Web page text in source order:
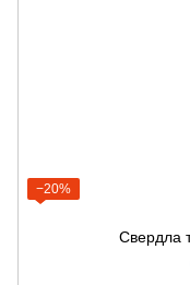
−20%
Свердла